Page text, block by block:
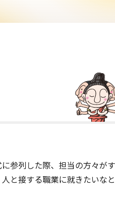
参列した際、担当の方々が
と接する職業に就きたいな